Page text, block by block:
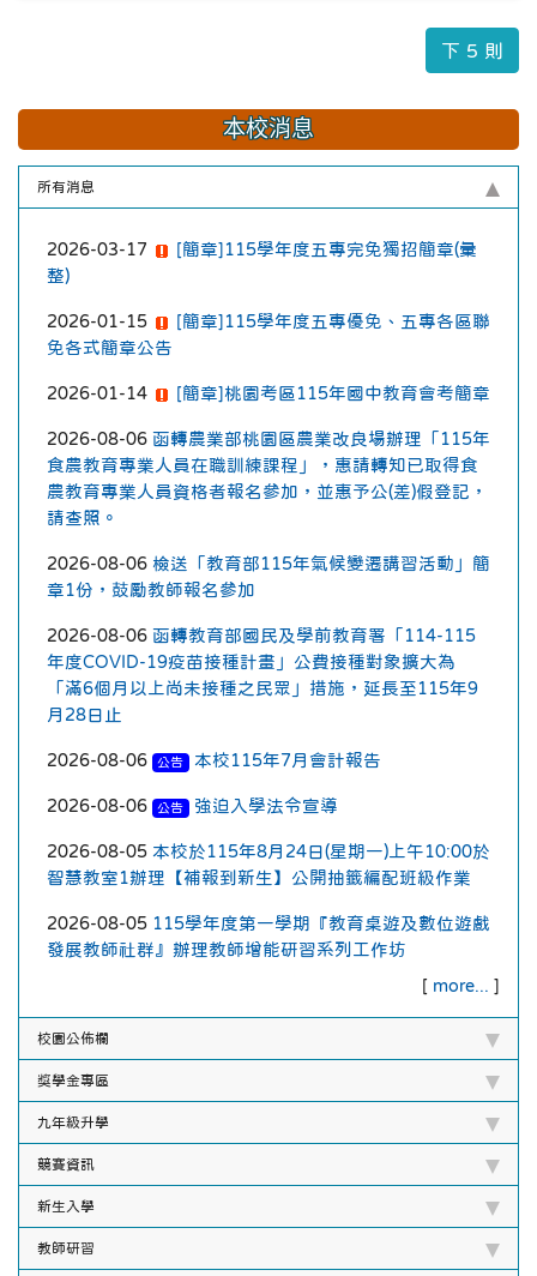
下 5 則
本校消息
所有消息
2026-03-17
[簡章]115學年度五專完免獨招簡章(彙
整)
2026-01-15
[簡章]115學年度五專優免、五專各區聯
免各式簡章公告
2026-01-14 [簡章]桃園考區115年國中教育會考簡章
2026-08-06 函轉農業部桃園區農業改良場辦理「115年
食農教育專業人員在職訓練課程」，惠請轉知已取得食
農教育專業人員資格者報名參加，並惠予公(差)假登記，
請查照。
2026-08-06 檢送「教育部115年氣候變遷講習活動」簡
章1份，鼓勵教師報名參加
2026-08-06 函轉教育部國民及學前教育署「114-115
年度COVID-19疫苗接種計畫」公費接種對象擴大為
「滿6個月以上尚未接種之民眾」措施，延長至115年9
月28日止
2026-08-06 公告 本校115年7月會計報告
2026-08-06 公告 強迫入學法令宣導
2026-08-05 本校於115年8月24日(星期一)上午10:00於
智慧教室1辦理【補報到新生】公開抽籤編配班級作業
2026-08-05 115學年度第一學期『教育桌遊及數位遊戲
發展教師社群』辦理教師增能研習系列工作坊
[ more... ]
校園公佈欄
獎學金專區
九年級升學
競賽資訊
新生入學
教師研習